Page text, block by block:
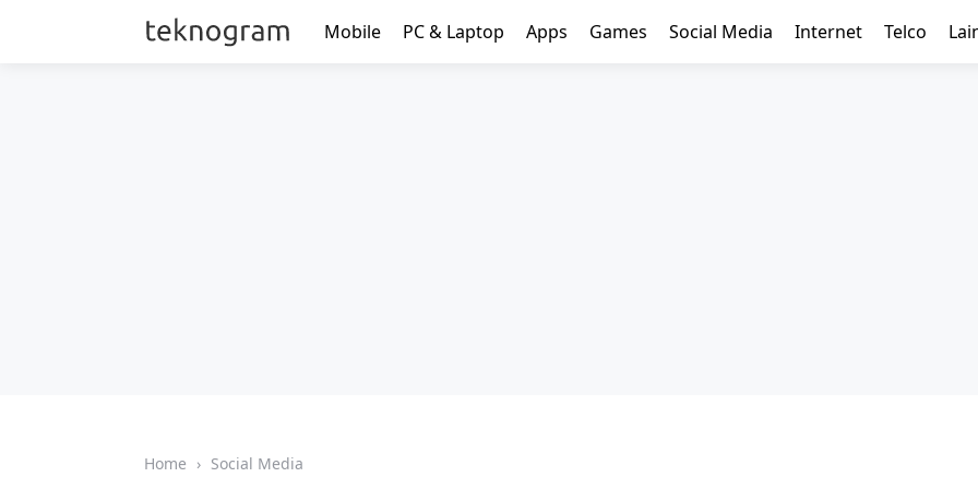
Mobile PC & Laptop Apps Games Social Media Internet Telco
Home › Social Media